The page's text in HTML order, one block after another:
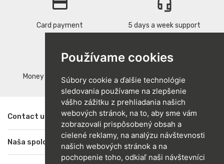
Používame cookies
Súbory cookie a ďalšie technológie
sledovania používame na zlepšenie
vášho zážitku z prehliadania našich
webových stránok, na to, aby sme vám
zobrazovali prispôsobený obsah a
cielené reklamy, na analýzu návštevnosti
našich webových stránok a na
pochopenie toho, odkiaľ naši návštevníci
credit_card
Card payment
headset_mic
5 days a week support
replay
Money back guarantee
verified
Quality products
Contact us
Naša spoločnosť